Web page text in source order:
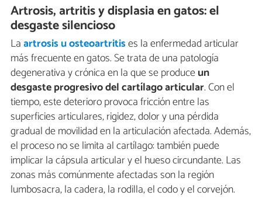
Artrosis, artritis y displasia en gatos: el
desgaste silencioso
Laartrosis u osteoartritises la enfermedad articular
más frecuente en gatos. Se trata de una patología
degenerativa y crónica en la que se produceun
desgaste progresivo del cartílago articular. Con el
tiempo, este deterioro provoca fricción entre las
superficies articulares, rigidez, dolor y una pérdida
gradual de movilidad en la articulación afectada. Además,
el proceso no se limita al cartílago: también puede
implicar la cápsula articular y el hueso circundante. Las
zonas más comúnmente afectadas son la región
lumbosacra, la cadera, la rodilla, el codo y el corvejón.